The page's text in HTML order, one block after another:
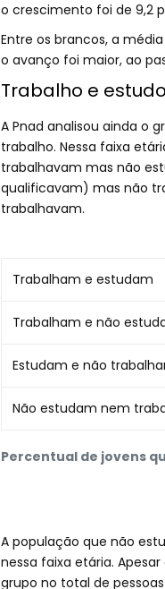
o crescimento foi de 9,2
Entre os brancos, a
o avanço foi maior, ao
Trabalho e estudo
A Pnad analisou ainda o
trabalho. Nessa faixa
trabalhavam mas não
qualificavam) mas não
trabalhavam.
Percentual de jovens
Trabalham e estudam
Trabalham e não
Estudam e não
Não estudam nem
A população que não
nessa faixa etária.
grupo no total de